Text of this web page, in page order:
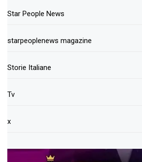
Star People News
starpeoplenews magazine
Storie Italiane
Tv
x